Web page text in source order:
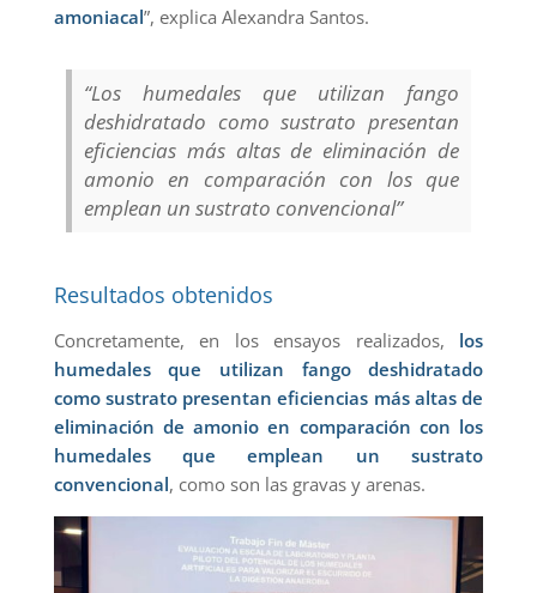
amoniacal”, explica Alexandra Santos.
“Los humedales que utilizan fango
deshidratado como sustrato presentan
eficiencias más altas de eliminación de
amonio en comparación con los que
emplean un sustrato convencional”
Resultados obtenidos
Concretamente, en los ensayos realizados, los
humedales que utilizan fango deshidratado
como sustrato presentan eficiencias más altas de
eliminación de amonio en comparación con los
humedales que emplean un sustrato
convencional, como son las gravas y arenas.